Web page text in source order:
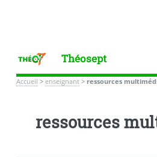
Théosept
Accueil > enseignant> ressources
ressources